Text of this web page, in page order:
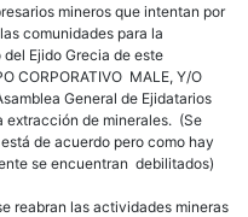
mineros que intentan por
comunidades para la
Ejido Grecia de este
CORPORATIVO MALE, Y/O
General de Ejidatarios
extracción de minerales. (Se
de acuerdo pero como hay
se encuentran debilitados)
reabran las actividades mineras